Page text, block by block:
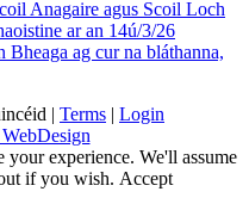
Anagaire agus Scoil Loch
ar an 14ú/3/26
ag cur na bláthanna,
| Terms | Login
experience. We'll assume
if you wish. Accept